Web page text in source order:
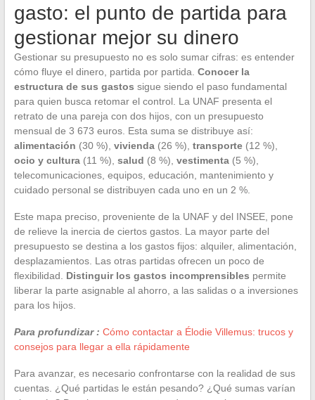
gasto: el punto de partida para
gestionar mejor su dinero
Gestionar su presupuesto no es solo sumar cifras: es entender
cómo fluye el dinero, partida por partida. Conocer la
estructura de sus gastos sigue siendo el paso fundamental
para quien busca retomar el control. La UNAF presenta el
retrato de una pareja con dos hijos, con un presupuesto
mensual de 3 673 euros. Esta suma se distribuye así:
alimentación (30 %), vivienda(26 %), transporte(12 %),
ocio y cultura(11 %), salud (8 %), vestimenta(5 %),
telecomunicaciones, equipos, educación, mantenimiento y
cuidado personal se distribuyen cada uno en un 2 %.
Este mapa preciso, proveniente de la UNAF y del INSEE, pone
de relieve la inercia de ciertos gastos. La mayor parte del
presupuesto se destina a los gastos fijos: alquiler, alimentación,
desplazamientos. Las otras partidas ofrecen un poco de
flexibilidad. Distinguir los gastos incomprensibles permite
liberar la parte asignable al ahorro, a las salidas o a inversiones
para los hijos.
Para profundizar : Cómo contactar a Élodie Villemus: trucos y
consejos para llegar a ella rápidamente
Para avanzar, es necesario confrontarse con la realidad de sus
cuentas. ¿Qué partidas le están pesando? ¿Qué sumas varían